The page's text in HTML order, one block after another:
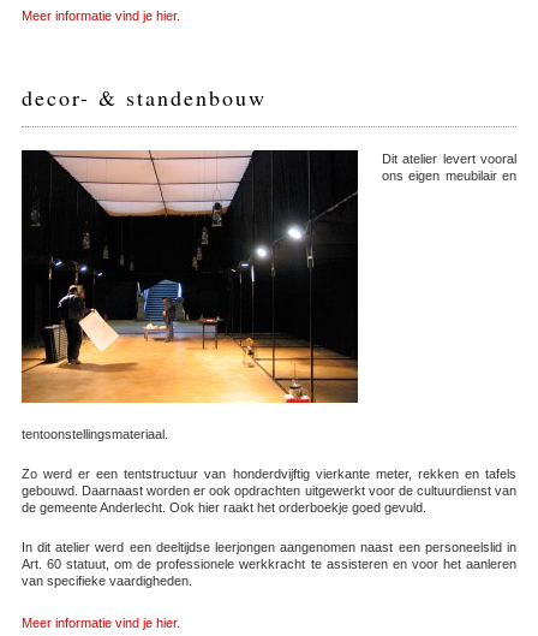
Meer informatie vind je hier.
decor- & standenbouw
Dit atelier levert vooral
ons eigen meubilair en
tentoonstellingsmateriaal.
Zo werd er een tentstructuur van honderdvijftig vierkante meter, rekken en tafels
gebouwd. Daarnaast worden er ook opdrachten uitgewerkt voor de cultuurdienst van
de gemeente Anderlecht. Ook hier raakt het orderboekje goed gevuld.
In dit atelier werd een deeltijdse leerjongen aangenomen naast een personeelslid in
Art. 60 statuut, om de professionele werkkracht te assisteren en voor het aanleren
van specifieke vaardigheden.
Meer informatie vind je hier.